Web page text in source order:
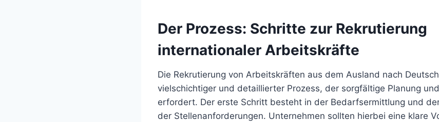
Der Prozess: Schritte zur Rekrutierung
internationaler Arbeitskräfte
Die Rekrutierung von Arbeitskräften aus dem Ausland nach
vielschichtiger und detaillierter Prozess, der sorgfältige Planung
erfordert. Der erste Schritt besteht in der Bedarfsermittlung und
der Stellenanforderungen. Unternehmen sollten hierbei eine klare